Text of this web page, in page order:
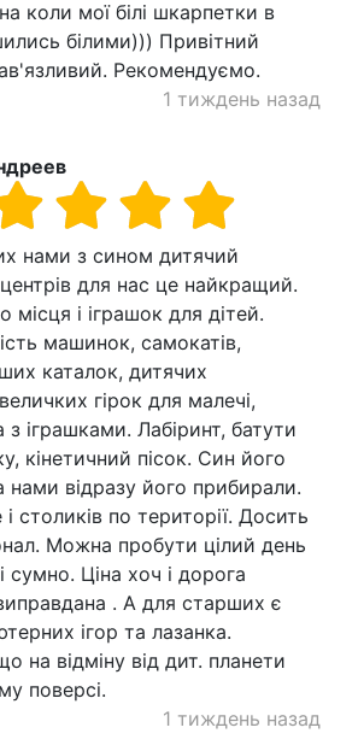
коли мої білі шкарпетки в
білими))) Привітний
Рекомендуємо.
1 тиждень назад
нами з сином дитячий
для нас це найкращий.
місця і іграшок для дітей.
машинок, самокатів,
каталок, дитячих
гірок для малечі,
з іграшками. Лабіринт, батути
кінетичний пісок. Син його
нами відразу його прибирали.
столиків по території. Досить
Можна пробути цілий день
сумно. Ціна хоч і дорога
. А для старших є
ігор та лазанка.
на відміну від дит. планети
поверсі.
1 тиждень назад